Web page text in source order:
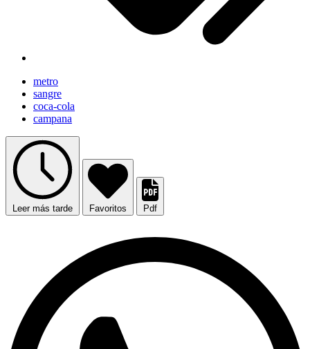
metro
sangre
coca-cola
campana
Leer más tarde Favoritos Pdf